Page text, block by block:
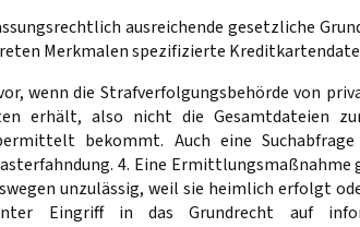
ausreichende gesetzliche
Merkmalen spezifizierte
wenn die Strafverfolgungsbehörde von
erhält, also nicht die Gesamtdateien
bekommt. Auch eine
4. Eine
unzulässig, weil sie heimlich erfolgt
Eingriff in das Grundrecht auf